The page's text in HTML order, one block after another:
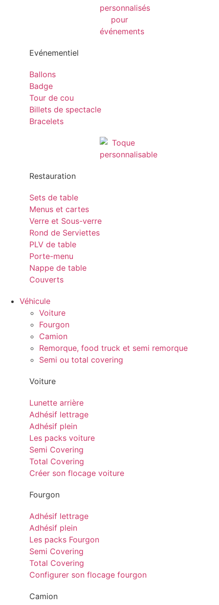
Evénementiel
Ballons
Badge
Tour de cou
Billets de spectacle
Bracelets
Restauration
Sets de table
Menus et cartes
Verre et Sous-verre
Rond de Serviettes
PLV de table
Porte-menu
Nappe de table
Couverts
Véhicule
Voiture
Fourgon
Camion
Remorque, food truck et semi remorque
Semi ou total covering
Voiture
Lunette arrière
Adhésif lettrage
Adhésif plein
Les packs voiture
Semi Covering
Total Covering
Créer son flocage voiture
Fourgon
Adhésif lettrage
Adhésif plein
Les packs Fourgon
Semi Covering
Total Covering
Configurer son flocage fourgon
Camion